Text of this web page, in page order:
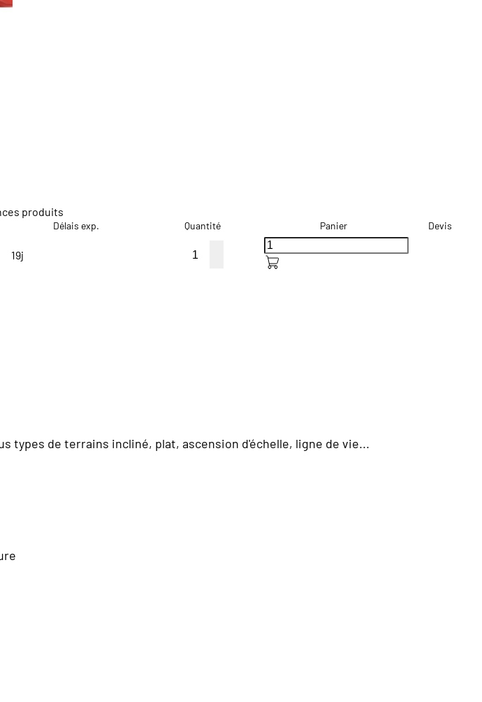
produits
Délais exp. Quantité Panier Devis
19j
types de terrains incliné, plat, ascension d'échelle, ligne de vie...